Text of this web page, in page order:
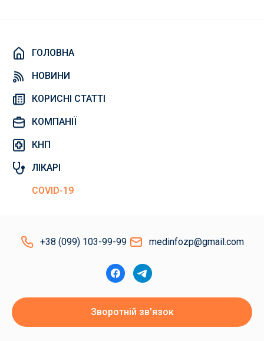
ГОЛОВНА
НОВИНИ
КОРИСНІ СТАТТІ
КОМПАНІЇ
КНП
ЛІКАРІ
COVID-19
+38 (099) 103-99-99 medinfozp@gmail.com
Зворотній зв'язок